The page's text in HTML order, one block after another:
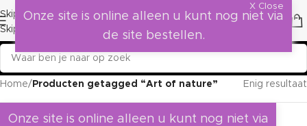
Skip to navigation
Skip to main content
Home/ Producten getagged “Art of nature” Enig resultaat
Onze site is online alleen u kunt nog niet via
X Close
Onze site is online alleen u kunt nog niet via
de site bestellen.